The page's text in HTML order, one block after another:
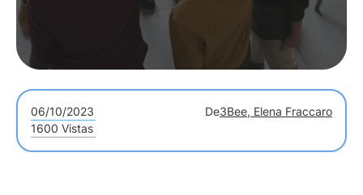
06/10/2023 De3Bee, Elena Fraccaro
1600 Vistas